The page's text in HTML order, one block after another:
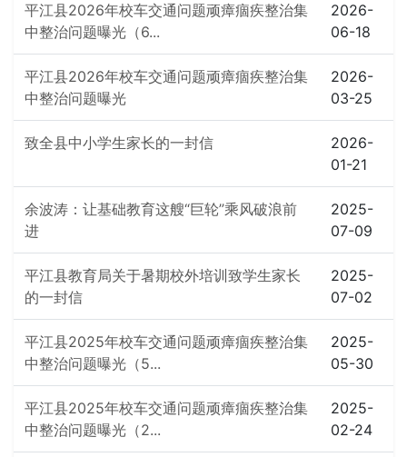
平江县2026年校车交通问题顽瘴痼疾整治集
中整治问题曝光（6...
2026-
06-18
平江县2026年校车交通问题顽瘴痼疾整治集
中整治问题曝光
2026-
03-25
致全县中小学生家长的一封信
2026-
01-21
余波涛：让基础教育这艘“巨轮”乘风破浪前
进
2025-
07-09
平江县教育局关于暑期校外培训致学生家长
的一封信
2025-
07-02
平江县2025年校车交通问题顽瘴痼疾整治集
中整治问题曝光（5...
2025-
05-30
平江县2025年校车交通问题顽瘴痼疾整治集
中整治问题曝光（2...
2025-
02-24